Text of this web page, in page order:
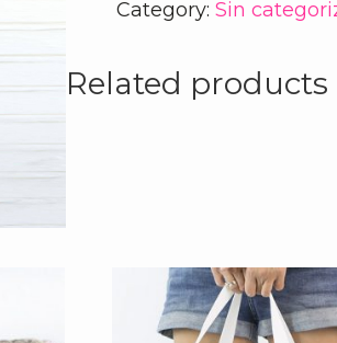
Category: Sin
Related products